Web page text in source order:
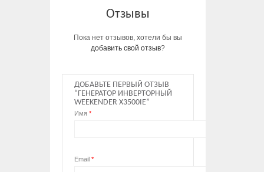
Отзывы
Пока нет отзывов, хотели бы вы
добавить свой отзыв?
ДОБАВЬТЕ ПЕРВЫЙ ОТЗЫВ
“ГЕНЕРАТОР ИНВЕРТОРНЫЙ
WEEKENDER X3500IE”
Имя *
Email *